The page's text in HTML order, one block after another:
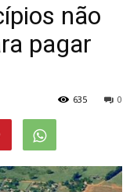
não
pagar
0
635